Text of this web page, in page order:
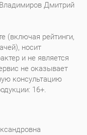
Дмитрий
(включая рейтинги,
носит
и не является
не оказывает
консультацию
16+.